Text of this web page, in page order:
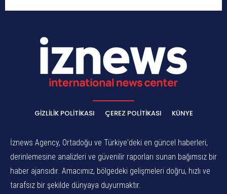
GIZLILIK POLITIKASI ÇEREZ POLITIKASI KÜNYE
İznews Agency, Ortadoğu ve Türkiye'deki en güncel haberleri,
derinlemesine analizleri ve güvenilir raporları sunan bağımsız bir
haber ajansıdır. Amacımız, bölgedeki gelişmeleri doğru, hızlı ve
tarafsız bir şekilde dünyaya duyurmaktır.